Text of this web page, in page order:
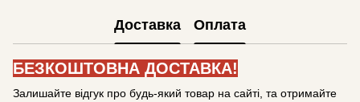
Доставка Оплата
БЕЗКОШТОВНА ДОСТАВКА!
Залишайте відгук про будь-який товар на сайті, та отримайте